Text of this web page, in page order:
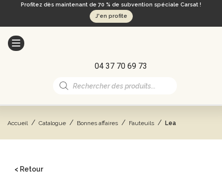
Profitez dès maintenant de 70 % de subvention spéciale Carsat !
J'en profite
04 37 70 69 73
Recherche
de
Accueil / Catalogue / Bonnes affaires / Fauteuils / Lea
< Retour